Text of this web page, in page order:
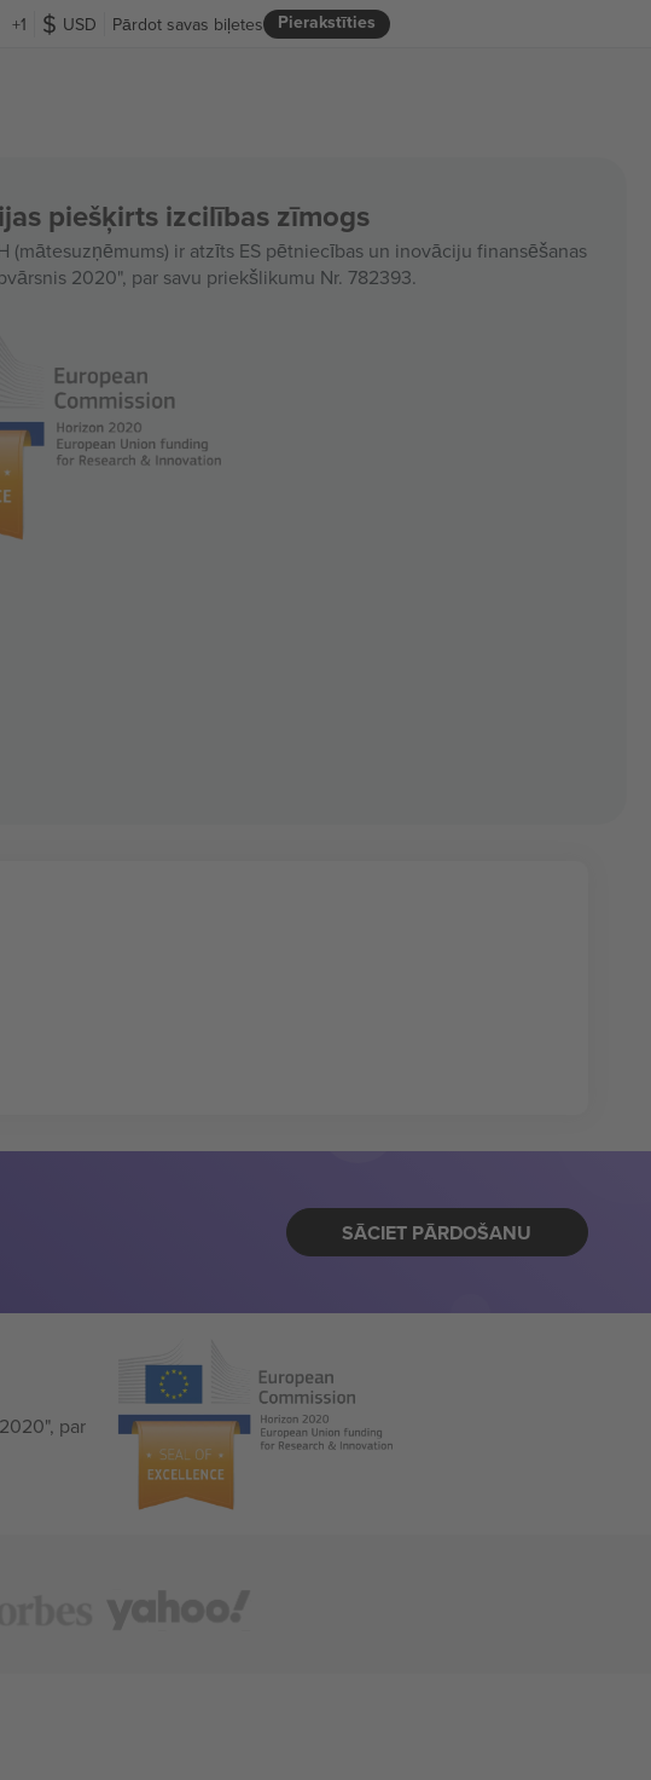
+1 USD Pierakstīties
Pārdot savas biļetes
piešķirts izcilības zīmogs
(mātesuzņēmums) ir atzīts ES pētniecības un inovāciju finansēšanas
2020", par savu priekšlikumu Nr. 782393.
SĀCIET PĀRDOŠANU
par